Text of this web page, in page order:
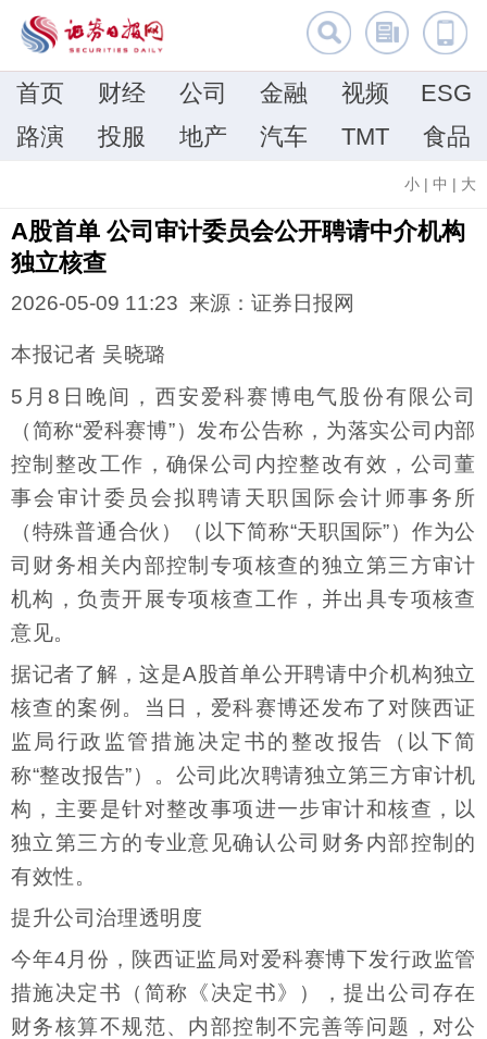
首页 财经 公司 金融 视频
ESG
路演
投服 地产 汽车 TMT 食品
小 | 中 | 大
A股首单 公司审计委员会公开聘请中介机构
独立核查
2026-05-09 11:23 来源：证券日报网
本报记者 吴晓璐
5月8日晚间，西安爱科赛博电气股份有限公司
（简称“爱科赛博”）发布公告称，为落实公司内部
控制整改工作，确保公司内控整改有效，公司董
事会审计委员会拟聘请天职国际会计师事务所
（特殊普通合伙）（以下简称“天职国际”）作为公
司财务相关内部控制专项核查的独立第三方审计
机构，负责开展专项核查工作，并出具专项核查
意见。
据记者了解，这是A股首单公开聘请中介机构独立
核查的案例。当日，爱科赛博还发布了对陕西证
监局行政监管措施决定书的整改报告（以下简
称“整改报告”）。公司此次聘请独立第三方审计机
构，主要是针对整改事项进一步审计和核查，以
独立第三方的专业意见确认公司财务内部控制的
有效性。
提升公司治理透明度
今年4月份，陕西证监局对爱科赛博下发行政监管
措施决定书（简称《决定书》），提出公司存在
财务核算不规范、内部控制不完善等问题，对公